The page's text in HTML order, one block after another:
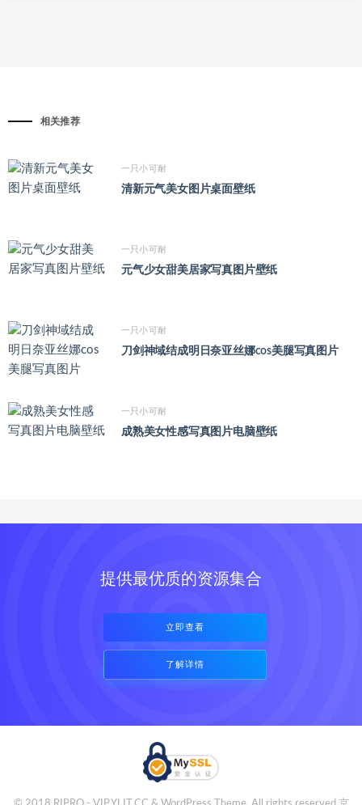
相关推荐
一只小可耐
清新元气美女图片桌面壁纸
一只小可耐
元气少女甜美居家写真图片壁纸
一只小可耐
刀剑神域结成明日奈亚丝娜cos美腿写真图片
一只小可耐
成熟美女性感写真图片电脑壁纸
提供最优质的资源集合
立即查看
了解详情